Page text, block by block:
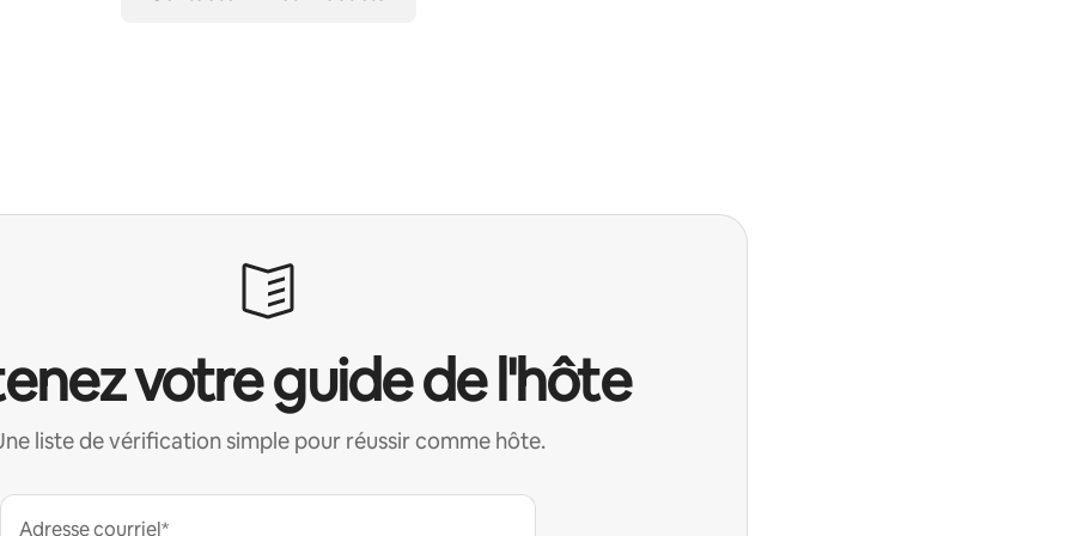
votre guide de l'hôte
liste de vérification simple pour réussir comme hôte.
Adresse courriel*